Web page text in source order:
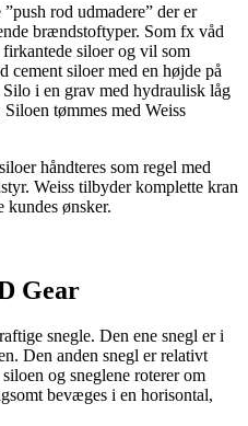
rod udmadere” der er
brændstoftyper. Som fx våd
siloer og vil som
cement siloer med en højde på
i en grav med hydraulisk låg
tømmes med Weiss
håndteres som regel med
Weiss tilbyder komplette kran
kundes ønsker.
Gear
snegle. Den ene snegl er i
Den anden snegl er relativt
og sneglene roterer om
bevæges i en horisontal,